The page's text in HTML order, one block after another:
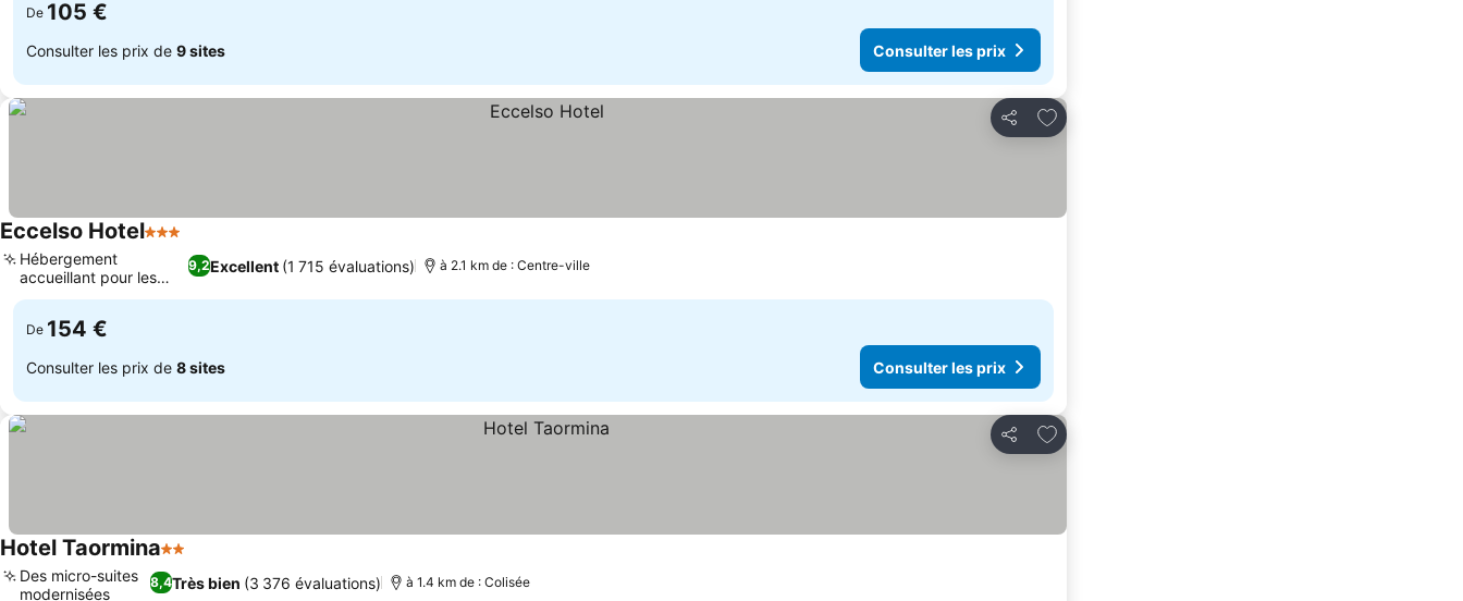
De 105 €
Consulter les prix de 9 sites Consulter les prix
Partager
Ajouter à mes favoris
Eccelso Hotel3 Étoiles
9,2Excellent (1 715 évaluations)
Hébergement
accueillant pour les
chiens
à 2.1 km de : Centre-ville
De 154 €
Consulter les prix de 8 sites Consulter les prix
Partager
Ajouter à mes favoris
Hotel Taormina2 Étoiles
8,4Très bien (3 376 évaluations)
Des micro-suites
modernisées
à 1.4 km de : Colisée